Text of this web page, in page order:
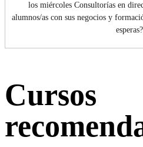
los miércoles Consultorías en
alumnos/as con sus negocios y
Cursos